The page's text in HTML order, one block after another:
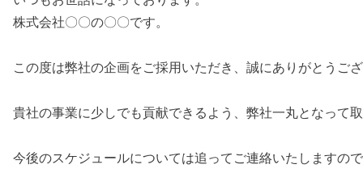
株式会社〇〇の〇〇です。
この度は弊社の企画をご採用いただき、誠にありがとうご
貴社の事業に少しでも貢献できるよう、弊社一丸となって
今後のスケジュールについては追ってご連絡いたしますの